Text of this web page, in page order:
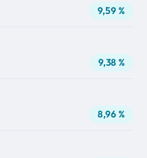
9,59 %
9,38 %
8,96 %